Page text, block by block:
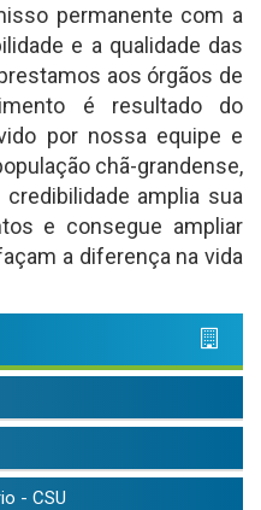
permanente com a
e a qualidade das
aos órgãos de
é resultado do
por nossa equipe e
chã-grandense,
amplia sua
e consegue ampliar
a diferença na vida
- CSU